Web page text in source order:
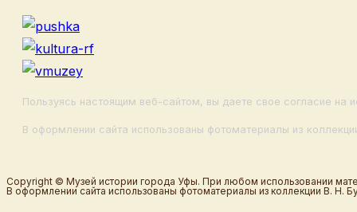
Пользуясь настоящим веб-сайтом, вы даете свое согласие на
В оформлении сайта использованы фотоматериалы из
Copyright © Музей истории города Уфы. При любом использовании
В оформлении сайта использованы фотоматериалы из коллекции В. Н.